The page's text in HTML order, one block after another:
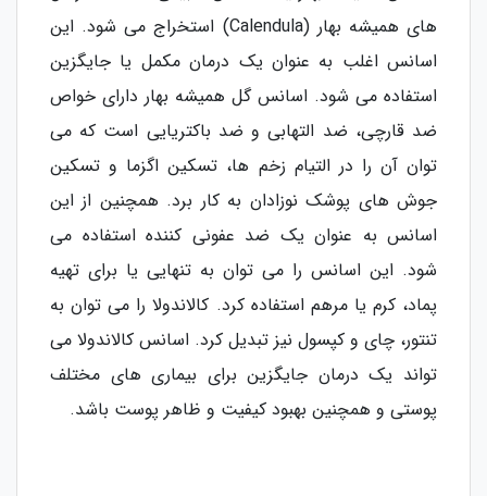
های همیشه بهار (Calendula) استخراج می شود. این
اسانس اغلب به عنوان یک درمان مکمل یا جایگزین
استفاده می شود. اسانس گل همیشه بهار دارای خواص
ضد قارچی، ضد التهابی و ضد باکتریایی است که می
توان آن را در التیام زخم ها، تسکین اگزما و تسکین
جوش های پوشک نوزادان به کار برد. همچنین از این
اسانس به عنوان یک ضد عفونی کننده استفاده می
شود. این اسانس را می توان به تنهایی یا برای تهیه
پماد، کرم یا مرهم استفاده کرد. کالاندولا را می توان به
تنتور، چای و کپسول نیز تبدیل کرد. اسانس کالاندولا می
تواند یک درمان جایگزین برای بیماری های مختلف
پوستی و همچنین بهبود کیفیت و ظاهر پوست باشد.